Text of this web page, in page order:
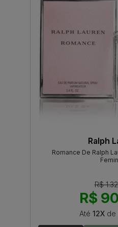
Ralph
Romance De Ralph
R$
R$
Até 12Xde